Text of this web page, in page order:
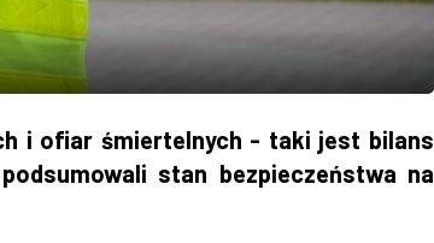
i ofiar śmiertelnych - taki jest bilans
stan bezpieczeństwa na